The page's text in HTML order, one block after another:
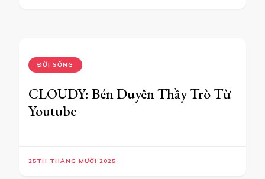
ĐỜI SỐNG
CLOUDY: Bén Duyên Thầy Trò Từ
Youtube
25TH THÁNG MƯỜI 2025